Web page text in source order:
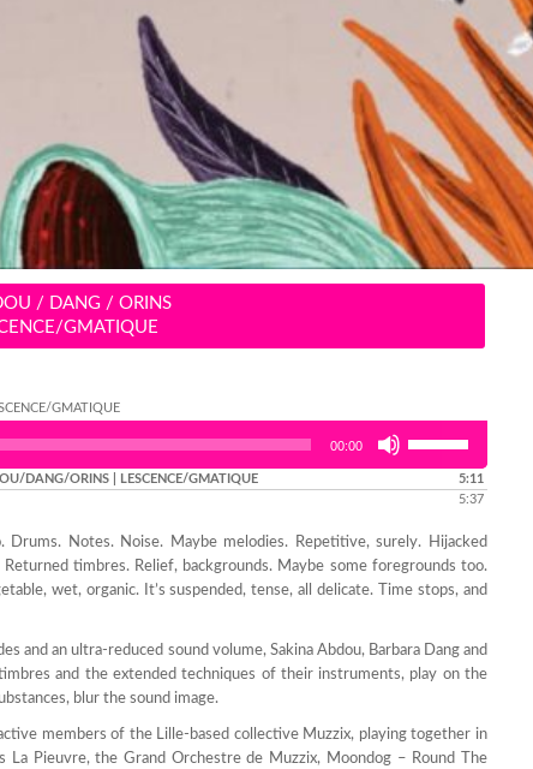
/ DANG / ORINS
GMATIQUE
GMATIQUE
00:00
keys to
increase
or
decrease
DANG/ORINS | LESCENCE/GMATIQUE
5:11
5:37
Drums. Notes. Noise. Maybe melodies. Repetitive, surely. Hijacked
timbres. Relief, backgrounds. Maybe some foregrounds too.
wet, organic. It’s suspended, tense, all delicate. Time stops, and
and an ultra-reduced sound volume, Sakina Abdou, Barbara Dang and
and the extended techniques of their instruments, play on the
blur the sound image.
members of the Lille-based collective Muzzix, playing together in
La Pieuvre, the Grand Orchestre de Muzzix, Moondog – Round The